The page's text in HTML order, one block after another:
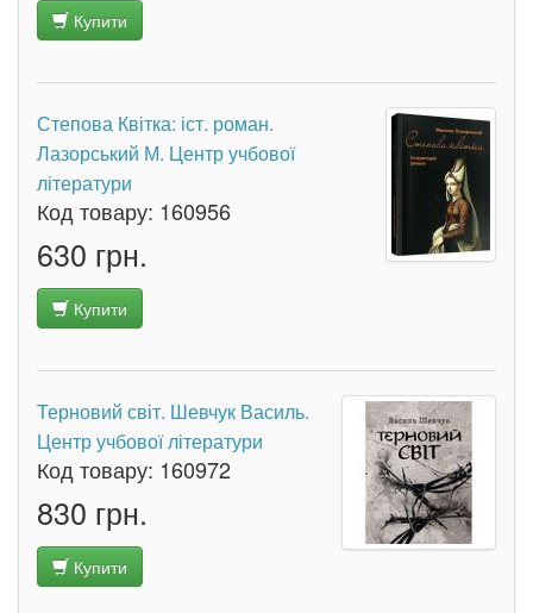
Купити
Степова Квітка: іст. роман.
Лазорський М. Центр учбової
літератури
Код товару: 160956
630 грн.
Купити
Терновий світ. Шевчук Василь.
Центр учбової літератури
Код товару: 160972
830 грн.
Купити